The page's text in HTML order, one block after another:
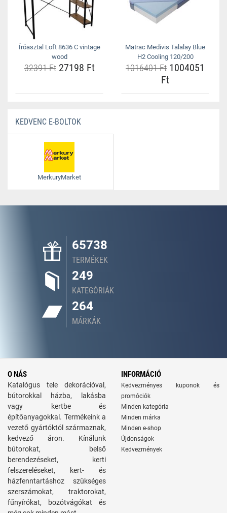
Íróasztal Loft 8636 C vintage
wood
32391 Ft27198 Ft
Matrac Medivis Talalay Blue
H2 Cooling 120/200
1016401 Ft 1004051
Ft
KEDVENC E-BOLTOK
MerkuryMarket
65738
TERMÉKEK
249
KATEGÓRIÁK
264
MÁRKÁK
O NÁS
Katalógus tele dekorációval,
bútorokkal házba, lakásba
vagy kertbe és
építőanyagokkal. Termékeink a
vezető gyártóktól származnak,
kedvező áron. Kínálunk
bútorokat, belső
berendezéseket, kerti
felszereléseket, kert- és
házfenntartáshoz szükséges
szerszámokat, traktorokat,
fűnyírókat, bozótvágókat és
INFORMÁCIÓ
Kedvezményes kuponok és
promóciók
Minden kategória
Minden márka
Minden e-shop
Újdonságok
Kedvezmények